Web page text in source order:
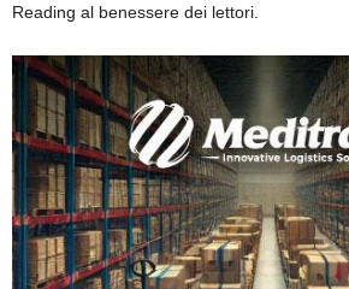
Reading al benessere dei lettori.